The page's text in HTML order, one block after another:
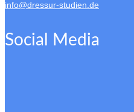
info@dressur-studien.de
Social Media